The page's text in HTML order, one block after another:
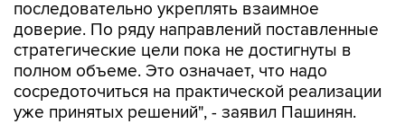
последовательно укреплять взаимное
доверие. По ряду направлений поставленные
стратегические цели пока не достигнуты в
полном объеме. Это означает, что надо
сосредоточиться на практической реализации
уже принятых решений", - заявил Пашинян.